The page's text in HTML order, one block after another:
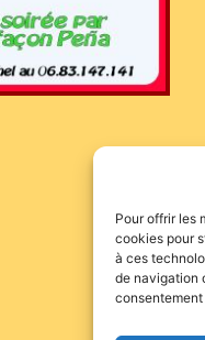
Pour offrir les
cookies pour
à ces
de navigation